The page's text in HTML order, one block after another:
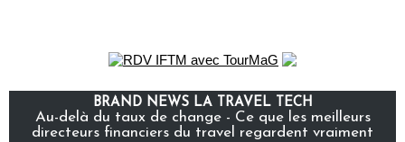
BRAND NEWS LA TRAVEL TECH
Au-delà du taux de change - Ce que les meilleurs
directeurs financiers du travel regardent vraiment